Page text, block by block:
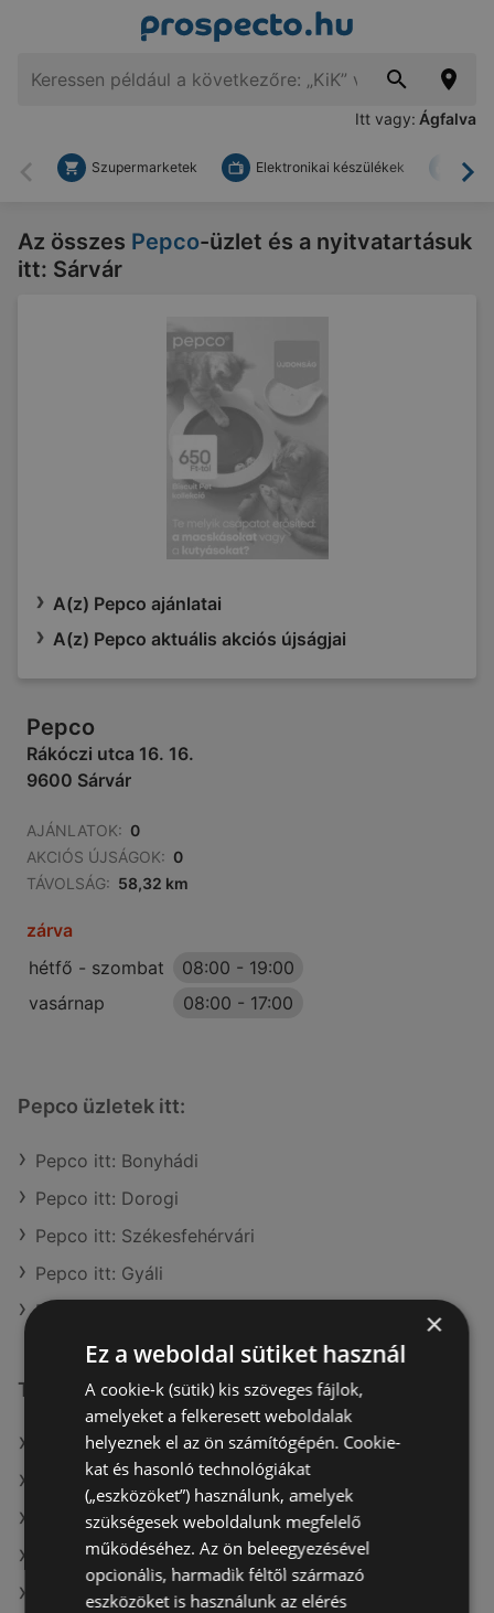
Itt vagy: Ágfalva
Vissza
Szupermarketek Elektronikai készülékek
Az összes Pepco-üzlet és a nyitvatartásuk
itt: Sárvár
A(z) Pepco ajánlatai
A(z) Pepco aktuális akciós újságjai
Pepco
Rákóczi utca 16. 16.
9600 Sárvár
AJÁNLATOK: 0
AKCIÓS ÚJSÁGOK: 0
TÁVOLSÁG: 58,32 km
zárva
hétfő - szombat
08:00 - 19:00
vasárnap
08:00 - 17:00
Pepco üzletek itt:
Pepco itt: Bonyhádi
Pepco itt: Dorogi
Pepco itt: Székesfehérvári
Pepco itt: Gyáli
Pepco itt: Tokaji
További linkek
A(z) Pepco ajánlatai
A(z) Herbária ajánlatai
A(z) Brendon ajánlatai
A(z) Herbária aktuális akciós újságjai
A(z) Dacia Sandero aktuális akciós újságjai
×
Ez a weboldal sütiket használ
A cookie-k (sütik) kis szöveges fájlok,
amelyeket a felkeresett weboldalak
helyeznek el az ön számítógépén. Cookie-
kat és hasonló technológiákat
(„eszközöket”) használunk, amelyek
szükségesek weboldalunk megfelelő
működéséhez. Az ön beleegyezésével
opcionális, harmadik féltől származó
eszközöket is használunk az elérés